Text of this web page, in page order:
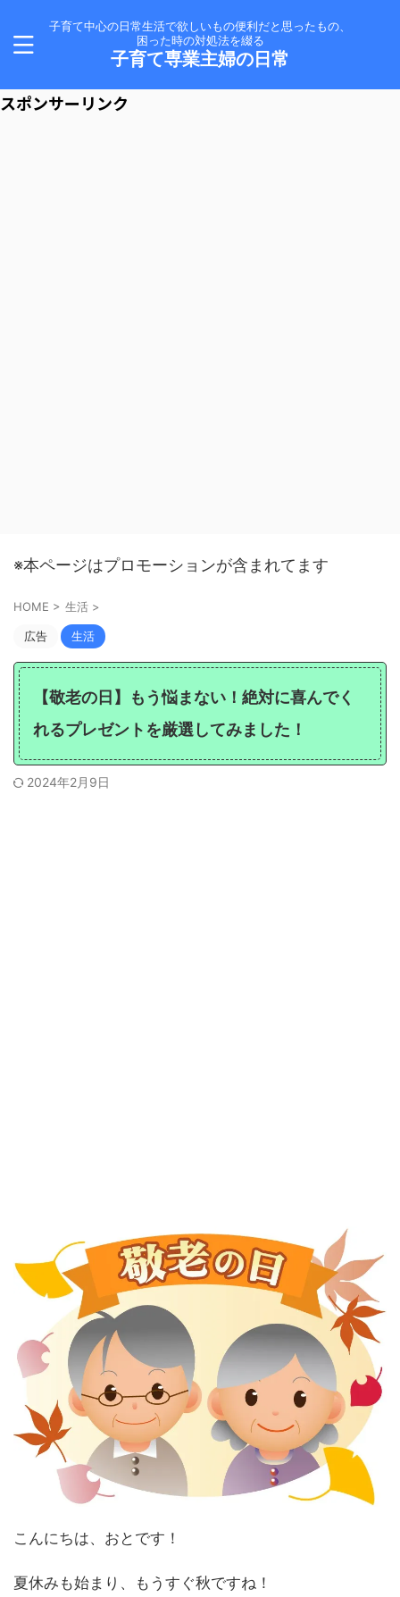
子育て中心の日常生活で欲しいもの便利だと思ったもの、
困った時の対処法を綴る
子育て専業主婦の日常
スポンサーリンク
※本ページはプロモーションが含まれてます
HOME > 生活 >
広告 生活
【敬老の日】もう悩まない！絶対に喜んでく
れるプレゼントを厳選してみました！
2024年2月9日
こんにちは、おとです！
夏休みも始まり、もうすぐ秋ですね！